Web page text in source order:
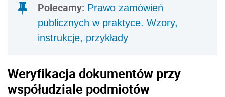
Polecamy: Prawo zamówień
publicznych w praktyce. Wzory,
instrukcje, przykłady
Weryfikacja dokumentów przy
współudziale podmiotów